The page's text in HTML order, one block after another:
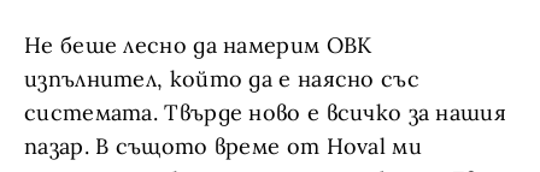
Не беше лесно да намерим ОВК
изпълнител, който да е наясно със
системата. Твърде ново е всичко за нашия
пазар. В същото време от Hoval ми